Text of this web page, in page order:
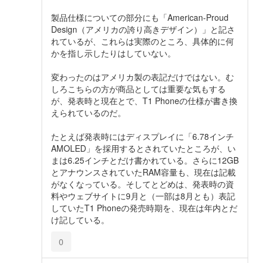
製品仕様についての部分にも「American-Proud
Design（アメリカの誇り高きデザイン）」と記さ
れているが、これらは実際のところ、具体的に何
かを指し示したりはしていない。
変わったのはアメリカ製の表記だけではない。む
しろこちらの方が商品としては重要な気もする
が、発表時と現在とで、T1 Phoneの仕様が書き換
えられているのだ。
たとえば発表時にはディスプレイに「6.78インチ
AMOLED」を採用するとされていたところが、い
まは6.25インチとだけ書かれている。さらに12GB
とアナウンスされていたRAM容量も、現在は記載
がなくなっている。そしてとどめは、発表時の資
料やウェブサイトに9月と（一部は8月とも）表記
していたT1 Phoneの発売時期を、現在は年内とだ
け記している。
0